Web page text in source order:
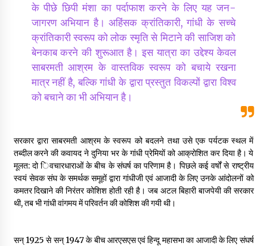
सर्व सेवा संघ मुख्यालय में मनाई गई ज्योति बा फुले जयंती
3 years ago
इतिहास बदलने के प्रयास का विरोध करना होगा
3 years ago
गांधी के रास्ते ही वैश्विक समस्याओं का समाधान सम्भव
3 years ago
पीवी राजगोपाल को जापान का निवानो शांति पुरस्कार
के पीछे छिपी मंशा का पर्दाफाश करने के लिए यह जन-
जागरण अभियान है। अहिंसक क्रांतिकारी, गांधी के सच्चे
क्रांतिकारी स्वरूप को लोक स्मृति से मिटाने की साजिश को
बेनकाब करने की शुरूआत है। इस यात्रा का उद्देश्य केवल
साबरमती आश्रम के वास्तविक स्वरूप को बचाये रखना
मात्र नहीं है, बल्कि गांधी के द्वारा प्रस्तुत विकल्पों द्वारा विश्व
को बचाने का भी अभियान है।
सरकार द्वारा साबरमती आश्रम के स्वरूप को बदलने तथा उसे एक पर्यटक स्थल में
तब्दील करने की कवायद ने दुनिया भर के गांधी प्रेमियों को आक्रोशित कर दिया है। ये
मूलत: दो िवचारधाराओं के बीच के संघर्ष का परिणाम है। पिछले कई वर्षों से राष्ट्रीय
स्वयं सेवक संघ के समर्थक समूहों द्वारा गांधीजी एवं आजादी के लिए उनके आंदोलनों को
कमतर दिखाने की निरंतर कोशिश होती रही है। जब अटल बिहारी बाजपेयी की सरकार
थी, तब भी गांधी वांगमय में परिवर्तन की कोशिश की गयी थी।
सन् 1925 से सन् 1947 के बीच आरएसएस एवं हिन्दू महासभा का आजादी के लिए संघर्ष